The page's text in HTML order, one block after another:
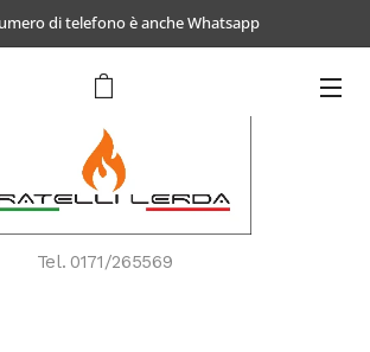
di telefono è anche Whatsapp
Tel. 0171/265569